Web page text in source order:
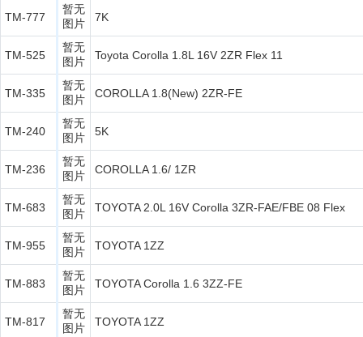
TM-777
暂无
图片
7K
TM-525
暂无
图片
Toyota Corolla 1.8L 16V 2ZR Flex 11
TM-335
暂无
图片
COROLLA 1.8(New) 2ZR-FE
TM-240
暂无
图片
5K
TM-236
暂无
图片
COROLLA 1.6/ 1ZR
TM-683
暂无
图片
TOYOTA 2.0L 16V Corolla 3ZR-FAE/FBE 08 Flex
TM-955
暂无
图片
TOYOTA 1ZZ
TM-883
暂无
图片
TOYOTA Corolla 1.6 3ZZ-FE
TM-817
暂无
图片
TOYOTA 1ZZ